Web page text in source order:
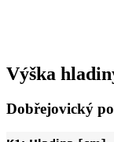
Výška
Dobřejovický